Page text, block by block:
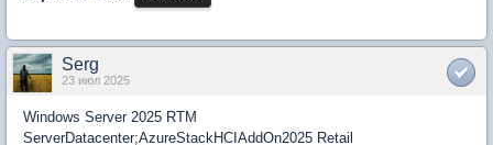
Serg
23 июл 2025
Windows Server 2025 RTM
ServerDatacenter;AzureStackHCIAddOn2025 Retail